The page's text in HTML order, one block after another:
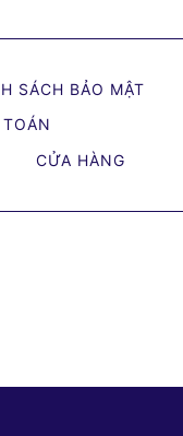
SÁCH BẢO MẬT
CỬA HÀNG